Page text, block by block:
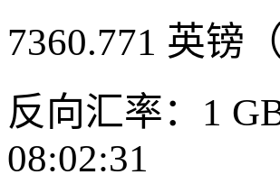
7360.771 英镑
反向汇率：1
08:02:31